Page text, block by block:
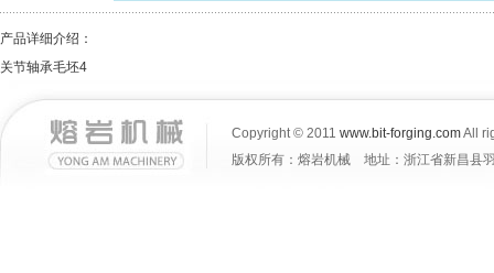
产品详细介绍：
关节轴承毛坯4
Copyright © 2011 www.bit-forging.comAll
版权所有：熔岩机械 地址：浙江省新昌